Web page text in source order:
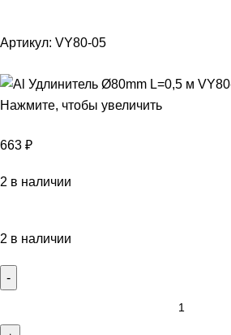
Артикул: VY80-05
Нажмите, чтобы увеличить
663 ₽
2 в наличии
2 в наличии